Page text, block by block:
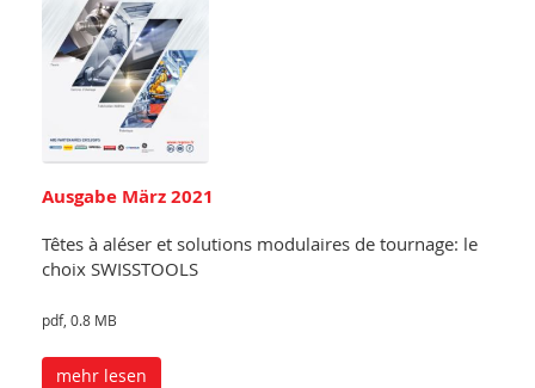
Ausgabe März 2021
Têtes à aléser et solutions modulaires de tournage: le
choix SWISSTOOLS
pdf, 0.8 MB
mehr lesen